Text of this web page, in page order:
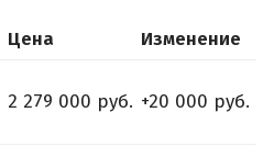
Цена
Изменение
2 279 000 руб. +20 000 руб.